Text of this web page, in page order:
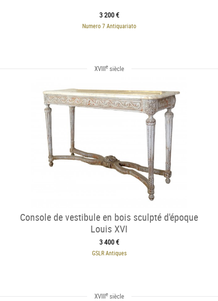
3 200 €
Numero 7 Antiquariato
XVIIIesiècle
Console de vestibule en bois sculpté d'époque
Louis XVI
3 400 €
GSLR Antiques
XVIIIesiècle